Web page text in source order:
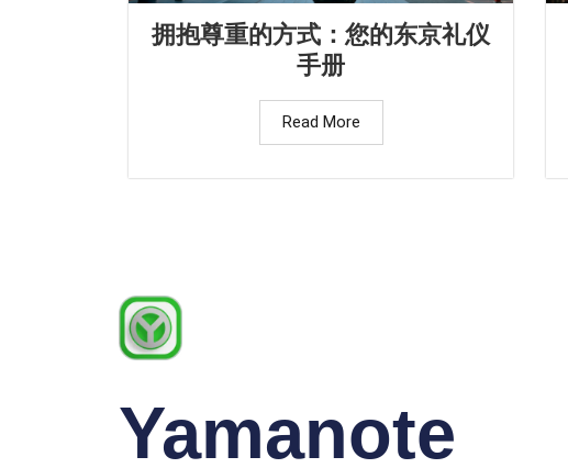
拥抱尊重的方式：您的东京礼仪
手册
Read More
Yamanote